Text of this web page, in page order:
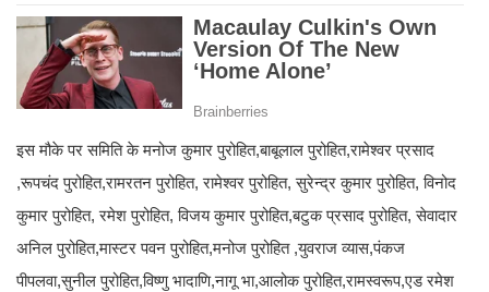
इस मौके पर समिति के मनोज कुमार पुरोहित,बाबूलाल पुरोहित,रामेश्वर प्रसाद
,रूपचंद पुरोहित,रामरतन पुरोहित, रामेश्वर पुरोहित, सुरेन्द्र कुमार पुरोहित, विनोद
कुमार पुरोहित, रमेश पुरोहित, विजय कुमार पुरोहित,बटुक प्रसाद पुरोहित, सेवादार
अनिल पुरोहित,मास्टर पवन पुरोहित,मनोज पुरोहित ,युवराज व्यास,पंकज
पीपलवा,सुनील पुरोहित,विष्णु भादाणि,नागू भा,आलोक पुरोहित,रामस्वरूप,एड रमेश